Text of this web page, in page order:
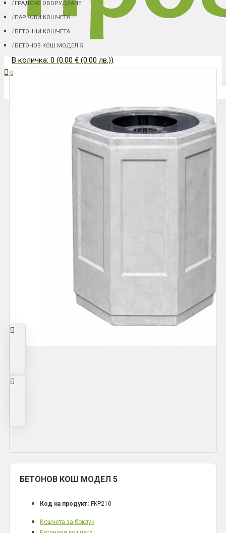
В количка: 0 (0.00 € (0.00 лв.))
0
ГРАДСКО ОБОРУДВАНЕ
ПАРКОВИ КОШЧЕТА
БЕТОННИ КОШЧЕТА
БЕТОНОВ КОШ МОДЕЛ 5
БЕТОНОВ КОШ МОДЕЛ 5
Код на продукт: FKP210
Кошчета за боклук